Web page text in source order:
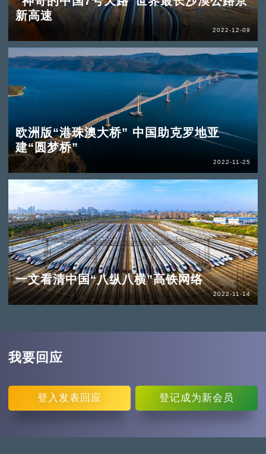
新高速
2022-12-09
欧洲版“港珠澳大桥” 中国助克罗地亚
建“圆梦桥”
2022-11-25
一文看清中国“八纵八横”高铁网络
2022-11-14
我要回应
登入 发表回应 登记成为新会员